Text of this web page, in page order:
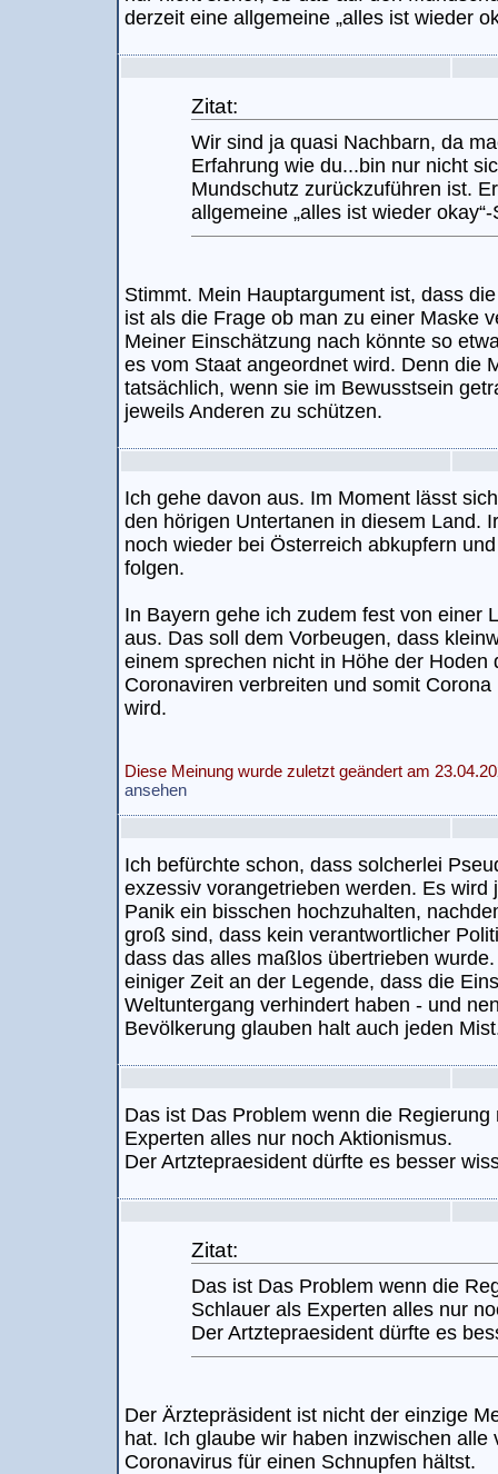
derzeit eine allgemeine „alles ist wieder
Zitat:
Wir sind ja quasi Nachbarn, da
Erfahrung wie du...bin nur nicht
Mundschutz zurückzuführen ist.
allgemeine „alles ist wieder
Stimmt. Mein Hauptargument ist, dass
ist als die Frage ob man zu einer Maske
Meiner Einschätzung nach könnte so
es vom Staat angeordnet wird. Denn die
tatsächlich, wenn sie im Bewusstsein
jeweils Anderen zu schützen.
Ich gehe davon aus. Im Moment lässt
den hörigen Untertanen in diesem Land.
noch wieder bei Österreich abkupfern
folgen.
In Bayern gehe ich zudem fest von einer
aus. Das soll dem Vorbeugen, dass
einem sprechen nicht in Höhe der Hoden
Coronaviren verbreiten und somit
wird.
Diese Meinung wurde zuletzt geändert am
ansehen
Ich befürchte schon, dass solcherlei
exzessiv vorangetrieben werden. Es wird
Panik ein bisschen hochzuhalten,
groß sind, dass kein verantwortlicher
dass das alles maßlos übertrieben
einiger Zeit an der Legende, dass die
Weltuntergang verhindert haben - und
Bevölkerung glauben halt auch jeden
Das ist Das Problem wenn die
Experten alles nur noch Aktionismus.
Der Artztepraesident dürfte es besser
Zitat:
Das ist Das Problem wenn die
Schlauer als Experten alles nur
Der Artztepraesident dürfte es
Der Ärztepräsident ist nicht der einzige
hat. Ich glaube wir haben inzwischen alle
Coronavirus für einen Schnupfen hältst.